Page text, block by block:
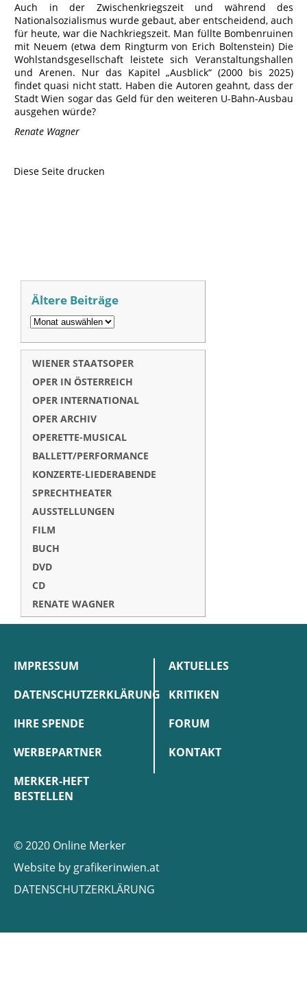
Auch in der Zwischenkriegszeit und während des
Nationalsozialismus wurde gebaut, aber entscheidend, auch
für heute, war die Nachkriegszeit. Man füllte Bombenruinen
mit Neuem (etwa dem Ringturm von Erich Boltenstein) Die
Wohlstandsgesellschaft leistete sich Veranstaltungshallen
und Arenen. Nur das Kapitel „Ausblick“ (2000 bis 2025)
findet quasi nicht statt. Haben die Autoren geahnt, dass der
Stadt Wien sogar das Geld für den weiteren U-Bahn-Ausbau
ausgehen würde?
Renate Wagner
Diese Seite drucken
Ältere Beiträge
WIENER STAATSOPER
OPER IN ÖSTERREICH
OPER INTERNATIONAL
OPER ARCHIV
OPERETTE-MUSICAL
BALLETT/PERFORMANCE
KONZERTE-LIEDERABENDE
SPRECHTHEATER
AUSSTELLUNGEN
FILM
BUCH
DVD
CD
RENATE WAGNER
IMPRESSUM
DATENSCHUTZERKLÄRUNG
IHRE SPENDE
WERBEPARTNER
MERKER-HEFT
BESTELLEN
AKTUELLES
KRITIKEN
FORUM
KONTAKT
© 2020 Online Merker
Website by grafikerinwien.at
DATENSCHUTZERKLÄRUNG